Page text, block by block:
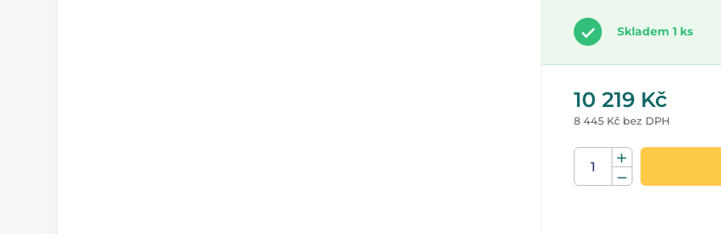
Skladem 1 ks
10 219 Kč
8 445 Kč bez DPH